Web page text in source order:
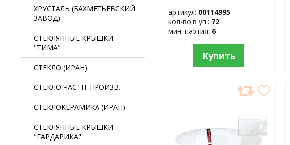
ХРУСТАЛЬ (БАХМЕТЬЕВСКИЙ
ЗАВОД)
СТЕКЛЯННЫЕ КРЫШКИ
"ТИМА"
СТЕКЛО (ИРАН)
СТЕКЛО ЧАСТН. ПРОИЗВ.
СТЕКЛОКЕРАМИКА (ИРАН)
СТЕКЛЯННЫЕ КРЫШКИ
"ГАРДАРИКА"
артикул: 00114995
кол-во в уп.: 72
мин. партия: 6
Купить